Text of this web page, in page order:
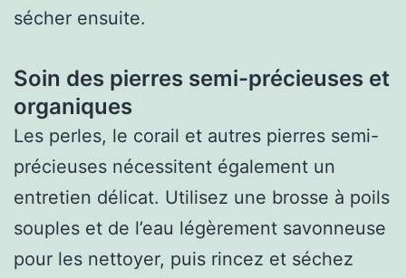
sécher ensuite.
Soin des pierres semi-précieuses et
organiques
Les perles, le corail et autres pierres semi-
précieuses nécessitent également un
entretien délicat. Utilisez une brosse à poils
souples et de l’eau légèrement savonneuse
pour les nettoyer, puis rincez et séchez